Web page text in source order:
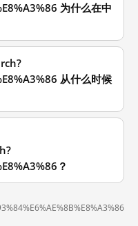
为什么在中
从什么时候
？